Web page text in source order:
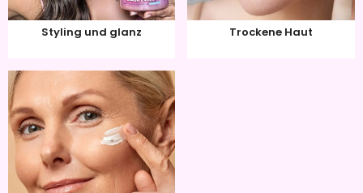
Styling und glanz Trockene Haut